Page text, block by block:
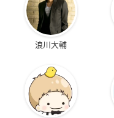
浪川大輔